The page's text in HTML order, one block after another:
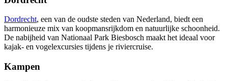
Dordrecht, een van de oudste steden van Nederland, biedt een
harmonieuze mix van koopmansrijkdom en natuurlijke schoonheid.
De nabijheid van Nationaal Park Biesbosch maakt het ideaal voor
kajak- en vogelexcursies tijdens je riviercruise.
Kampen